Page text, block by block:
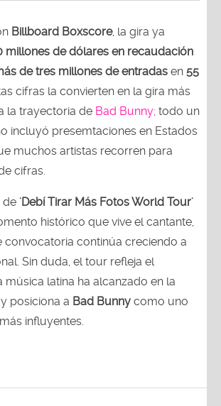
Billboard Boxscore, la gira ya
millones de dólares en recaudación
de tres millones de entradas en 55
cifras la convierten en la gira más
la trayectoria de Bad Bunny; todo un
incluyó presemtaciones en Estados
muchos artistas recorren para
cifras.
de 'Debí Tirar Más Fotos World Tour'
histórico que vive el cantante,
continúa creciendo a
Sin duda, el tour refleja el
música latina ha alcanzado en la
posiciona a Bad Bunny como uno
influyentes.